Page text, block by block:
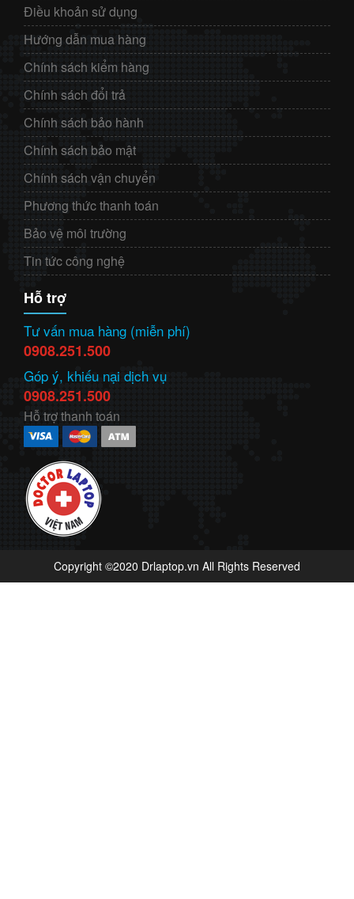
Điều khoản sử dụng
Hướng dẫn mua hàng
Chính sách kiểm hàng
Chính sách đổi trả
Chính sách bảo hành
Chính sách bảo mật
Chính sách vận chuyển
Phương thức thanh toán
Bảo vệ môi trường
Tin tức công nghệ
Hỗ trợ
Tư vấn mua hàng (miễn phí)
0908.251.500
Góp ý, khiếu nại dịch vụ
0908.251.500
Hỗ trợ thanh toán
Copyright ©2020 Drlaptop.vn All Rights Reserved